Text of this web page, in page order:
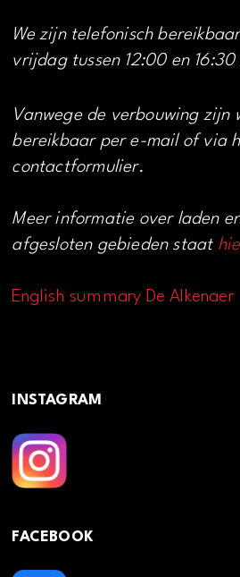
We zijn telefonisch
vrijdag tussen 12:00 en 16:30
Vanwege de verbouwing zijn
bereikbaar per e-mail of via
contactformulier.
Meer informatie over laden
afgesloten gebieden staat
English summary De Alkenaer
INSTAGRAM
FACEBOOK